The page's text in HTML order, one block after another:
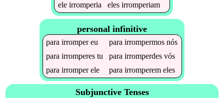
ele irromperia eles irromperiam
personal infinitive
parairrompereu parairrompermos nós
parairromperes tu parairromperdes vós
parairromperele parairromperem eles
Subjunctive Tenses